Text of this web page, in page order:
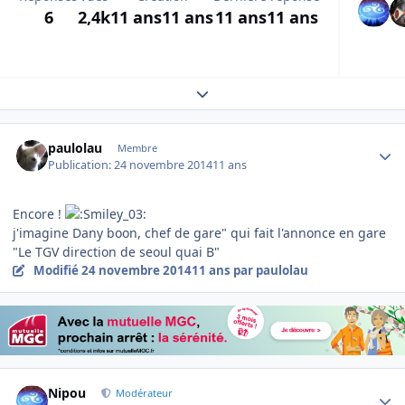
6 2,4k11 ans11 ans11 ans11 ans
Expand topic overview
paulolau Membre
Publication:24 novembre 201411 ans
Encore !
j'imagine Dany boon, chef de gare" qui fait l'annonce en gare
"Le TGV direction de seoul quai B"
Modifié24 novembre 201411 ans par paulolau
Nipou Modérateur